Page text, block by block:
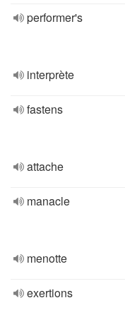
performer's
interprète
fastens
attache
manacle
menotte
exertions